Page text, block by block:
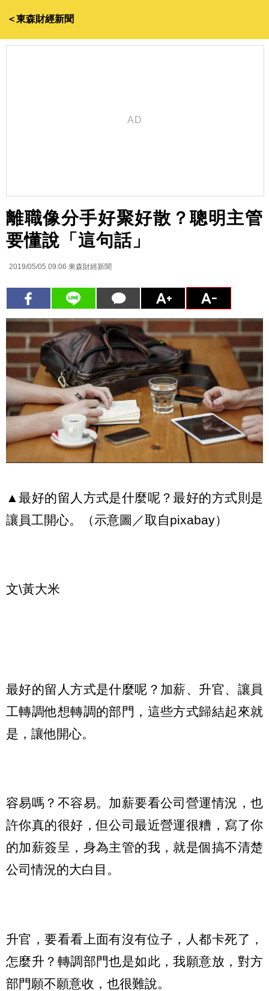
＜東森財經新聞
離職像分手好聚好散？聰明主管
要懂說「這句話」
2019/05/05 09:06 東森財經新聞
▲最好的留人方式是什麼呢？最好的方式則是
讓員工開心。
（示意圖／取自pixabay）
文\黃大米
最好的留人方式是什麼呢？加薪、升官、讓員
工轉調他想轉調的部門，這些方式歸結起來就
是，讓他開心。
容易嗎？不容易。加薪要看公司營運情況，也
許你真的很好，但公司最近營運很糟，寫了你
的加薪簽呈，身為主管的我，就是個搞不清楚
公司情況的大白目。
升官，要看看上面有沒有位子，人都卡死了，
怎麼升？轉調部門也是如此，我願意放，對方
部門願不願意收，也很難說。